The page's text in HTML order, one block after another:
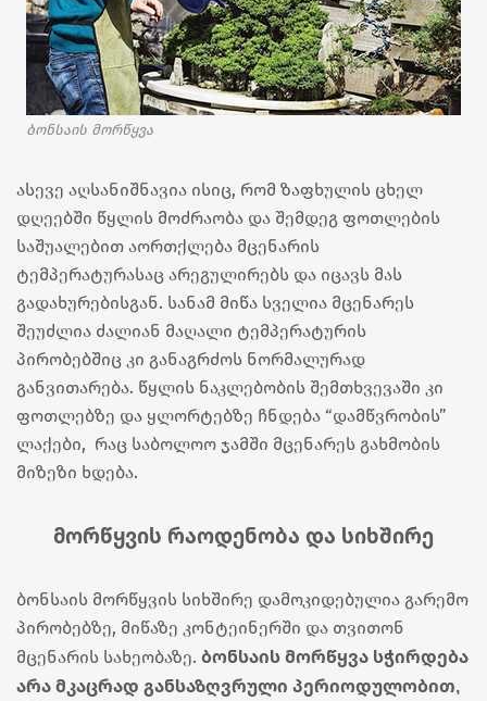
ბონსაის მორწყვა
ასევე აღსანიშნავია ისიც, რომ ზაფხულის ცხელ
დღეებში წყლის მოძრაობა და შემდეგ ფოთლების
საშუალებით აორთქლება მცენარის
ტემპერატურასაც არეგულირებს და იცავს მას
გადახურებისგან. სანამ მიწა სველია მცენარეს
შეუძლია ძალიან მაღალი ტემპერატურის
პირობებშიც კი განაგრძოს ნორმალურად
განვითარება. წყლის ნაკლებობის შემთხვევაში კი
ფოთლებზე და ყლორტებზე ჩნდება “დამწვრობის”
ლაქები, რაც საბოლოო ჯამში მცენარეს გახმობის
მიზეზი ხდება.
მორწყვის რაოდენობა და სიხშირე
ბონსაის მორწყვის სიხშირე დამოკიდებულია გარემო
პირობებზე, მიწაზე კონტეინერში და თვითონ
მცენარის სახეობაზე. ბონსაის მორწყვა სჭირდება
არა მკაცრად განსაზღვრული პერიოდულობით,